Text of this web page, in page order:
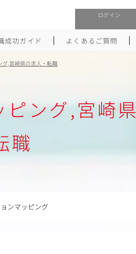
ログイン
成功ガイド
大手広告会社への転職
しゅふクリ･ママクリ転職
よくあるご質問
グ,宮崎県の求人・転職
ピング,宮崎
職
ンマッピング